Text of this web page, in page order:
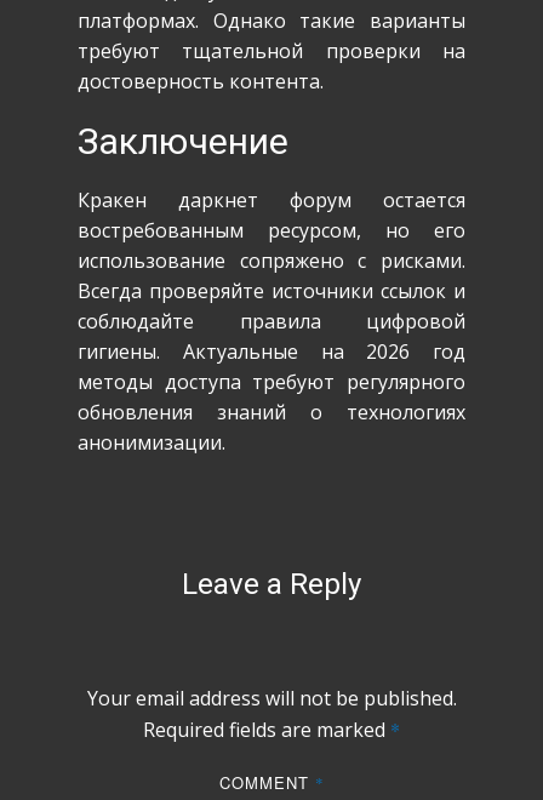
платформах. Однако такие варианты
требуют тщательной проверки на
достоверность контента.
Заключение
Кракен даркнет форум остается
востребованным ресурсом, но его
использование сопряжено с рисками.
Всегда проверяйте источники ссылок и
соблюдайте правила цифровой
гигиены. Актуальные на 2026 год
методы доступа требуют регулярного
обновления знаний о технологиях
анонимизации.
Leave a Reply
Your email address will not be published.
Required fields are marked *
COMMENT *